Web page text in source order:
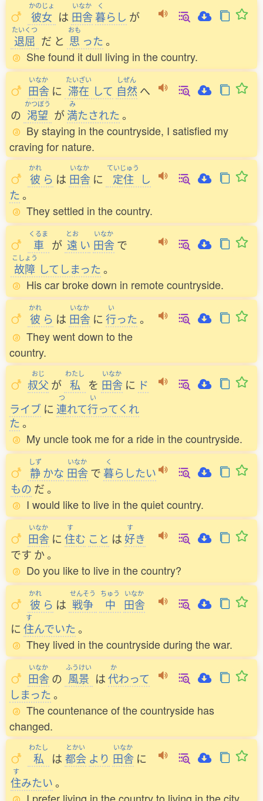
かのじょ
彼女 は
いなか
田舎
く
暮らし が
たいくつ
退屈 だ と
おも
思 った。
She found it dull living in the country.
いなか
田舎 に
たいざい
滞在 して
しぜん
自然 へ
の
かつぼう
渇望 が
み
満たされた。
By staying in the countryside, I satisfied my
craving for nature.
かれ
彼 ら は
いなか
田舎 に
ていじゅう
定住
し
た。
They settled in the country.
くるま
車 が
とお
遠 い
いなか
田舎 で
こしょう
故障 してしまった。
His car broke down in remote countryside.
かれ
彼 ら は
いなか
田舎 に
い
行った。
They went down to the
country.
おじ
叔父 が
わたし
私 を
いなか
田舎 に ド
ライブ に
つ
連れて
い
行ってくれ
た。
My uncle took me for a ride in the countryside.
しず
静かな
いなか
田舎 で
く
暮らしたい
もの だ。
I would like to live in the quiet country.
いなか
田舎 に
す
住む こと は
す
好き
です か。
Do you like to live in the country?
かれ
彼 ら は
せんそう
戦争
ちゅう
中
いなか
田舎
に
す
住んでいた。
They lived in the countryside during the war.
いなか
田舎 の
ふうけい
風景 は
か
代わって
しまった。
The countenance of the countryside has
changed.
わたし
私 は
とかい
都会 より
いなか
田舎 に
す
住みたい。